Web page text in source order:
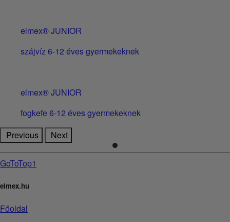
elmex® JUNIOR
szájvíz 6-12 éves gyermekeknek
elmex® JUNIOR
fogkefe 6-12 éves gyermekeknek
Previous
Next
GoToTop1
elmex.hu
Főoldal